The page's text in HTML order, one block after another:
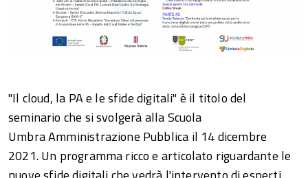
"Il cloud, la PA e le sfide digitali" è il titolo del
seminario che si svolgerà alla Scuola
Umbra Amministrazione Pubblica il 14 dicembre
2021. Un programma ricco e articolato riguardante le